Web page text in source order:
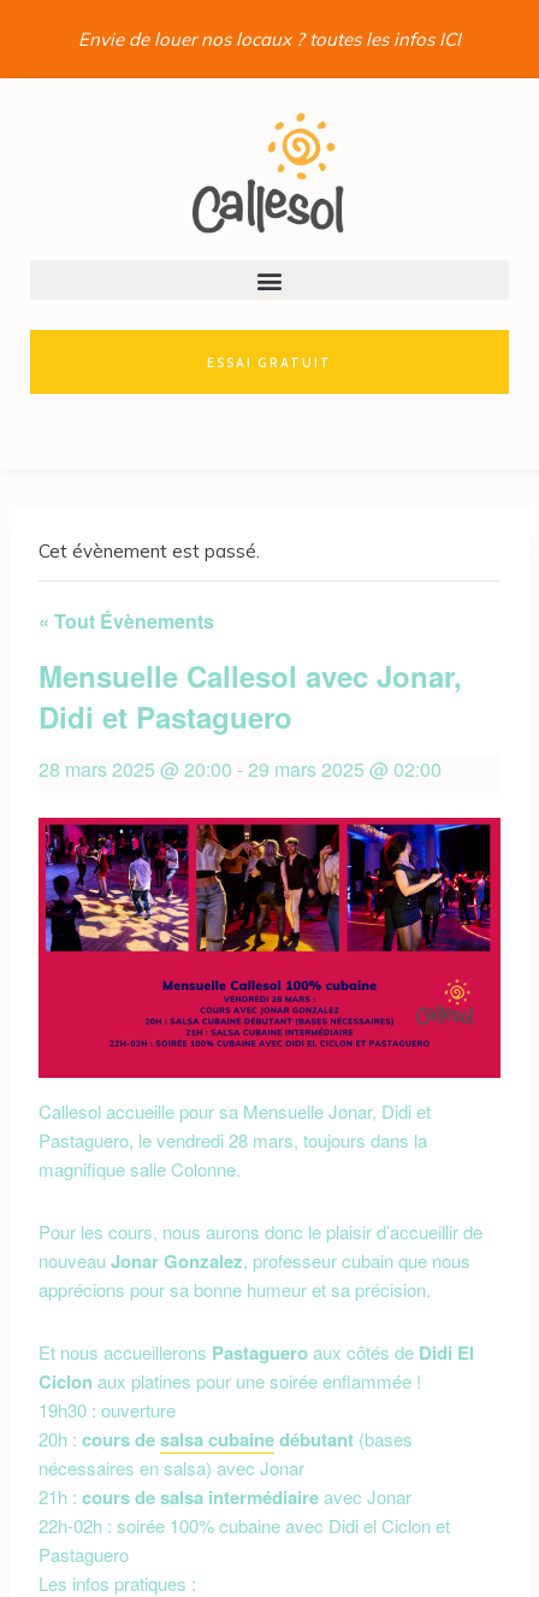
Envie de louer nos locaux ? toutes les infos ICI
ESSAI GRATUIT
Cet évènement est passé.
« Tout Évènements
Mensuelle Callesol avec Jonar,
Didi et Pastaguero
28 mars 2025 @ 20:00 -29 mars 2025 @ 02:00
Callesol accueille pour sa Mensuelle Jonar, Didi et
Pastaguero, le vendredi 28 mars, toujours dans la
magnifique salle Colonne.
Pour les cours, nous aurons donc le plaisir d’accueillir de
nouveauJonar Gonzalez, professeur cubain que nous
apprécions pour sa bonne humeur et sa précision.
Et nous accueillerons Pastagueroaux côtés de Didi El
Ciclon aux platines pour une soirée enflammée !
19h30 : ouverture
20h : cours desalsa cubainedébutant (bases
nécessaires en salsa) avec Jonar
21h : cours de salsa intermédiaireavec Jonar
22h-02h : soirée 100% cubaine avec Didi el Ciclon et
Pastaguero
Les infos pratiques :